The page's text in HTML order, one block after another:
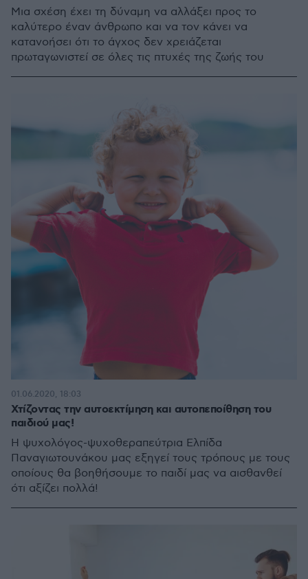
Μια σχέση έχει τη δύναμη να αλλάξει προς το
καλύτερο έναν άνθρωπο και να τον κάνει να
κατανοήσει ότι το άγχος δεν χρειάζεται
πρωταγωνιστεί σε όλες τις πτυχές της ζωής του
Χτίζοντας την αυτοεκτίμηση και αυτοπεποίθηση του
παιδιού μας!
Η ψυχολόγος-ψυχοθεραπεύτρια Ελπίδα
Παναγιωτουνάκου μας εξηγεί τους τρόπους με τους
οποίους θα βοηθήσουμε το παιδί μας να αισθανθεί
ότι αξίζει πολλά!
01.06.2020, 18:03